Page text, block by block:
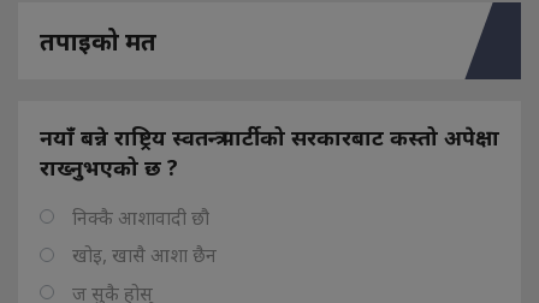
तपाइको मत
नयाँ बन्ने राष्ट्रिय स्वतन्त्र पार्टीको सरकारबाट कस्तो अपेक्षा
राख्नुभएको छ ?
निक्कै आशावादी छौ
खोइ, खासै आशा छैन
ज सुकै होस्